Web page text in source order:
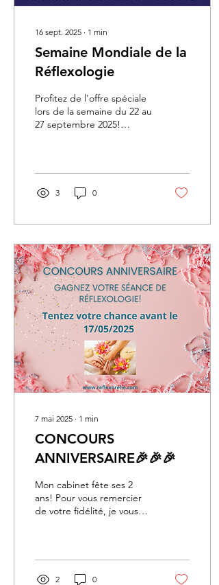
16 sept. 2025 ∙ 1 min
Semaine Mondiale de la
Réflexologie
Profitez de l'offre spéciale
lors de la semaine du 22 au
27 septembre 2025!
3 0
7 mai 2025 ∙ 1 min
CONCOURS
ANNIVERSAIRE🎉🎉🎉
Mon cabinet fête ses 2
ans! Pour vous remercier
de votre fidélité, je vous
2 0